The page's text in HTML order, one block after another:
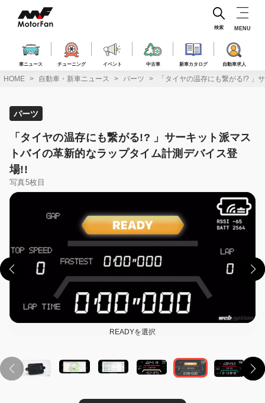
ス
車ニュース チューニング イベント 中古車 新車カタログ 自動車求人
検索 MENU
HOME 自動車・新車ニュース パーツ 「タイヤの温存にも繋がる!? 」
パーツ
「タイヤの温存にも繋がる!? 」サーキット派マス
トバイの革新的なラップタイム計測デバイス登
場!!
写真5枚目
READYを選択